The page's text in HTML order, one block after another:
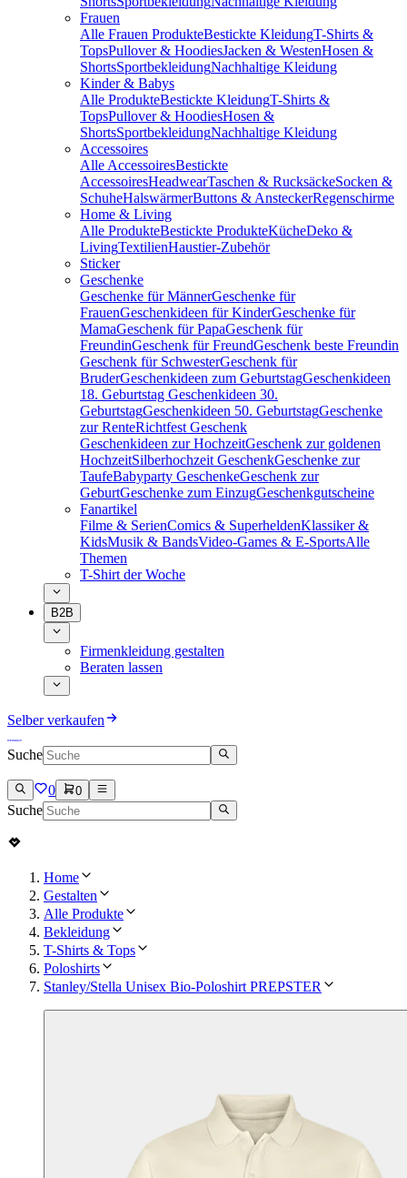
Frauen
Alle Frauen ProdukteBestickte KleidungT-Shirts &
TopsPullover & HoodiesJacken & WestenHosen &
ShortsSportbekleidungNachhaltige Kleidung
Kinder & Babys
Alle ProdukteBestickte KleidungT-Shirts &
TopsPullover & HoodiesHosen &
ShortsSportbekleidungNachhaltige Kleidung
Accessoires
Alle AccessoiresBestickte
AccessoiresHeadwearTaschen & RucksäckeSocken &
SchuheHalswärmerButtons & AnsteckerRegenschirme
Home & Living
Alle ProdukteBestickte ProdukteKücheDeko &
LivingTextilienHaustier-Zubehör
Sticker
Geschenke
Geschenke für MännerGeschenke für
FrauenGeschenkideen für KinderGeschenke für
MamaGeschenk für PapaGeschenk für
FreundinGeschenk für FreundGeschenk beste Freundin
Geschenk für SchwesterGeschenk für
BruderGeschenkideen zum GeburtstagGeschenkideen
18. Geburtstag Geschenkideen 30.
GeburtstagGeschenkideen 50. GeburtstagGeschenke
zur RenteRichtfest Geschenk
Geschenkideen zur HochzeitGeschenk zur goldenen
HochzeitSilberhochzeit GeschenkGeschenke zur
TaufeBabyparty GeschenkeGeschenk zur
GeburtGeschenke zum EinzugGeschenkgutscheine
Fanartikel
Filme & SerienComics & SuperheldenKlassiker &
KidsMusik & BandsVideo-Games & E-SportsAlle
Themen
T-Shirt der Woche
B2B
Firmenkleidung gestalten
Beraten lassen
Selber verkaufen
Suche
0 0
Suche
Home
Gestalten
Alle Produkte
Bekleidung
T-Shirts & Tops
Poloshirts
Stanley/Stella Unisex Bio-Poloshirt PREPSTER